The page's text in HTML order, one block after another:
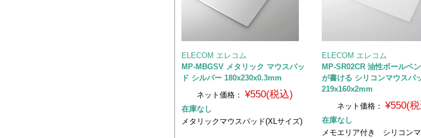
ELECOM エレコム
MP-MBGSV メタリック マウスパッ
ド シルバー 180x230x0.3mm
ネット価格： ¥550(税込)
在庫なし
メタリックマウスパッド(XLサイズ)
ELECOM エレコム
MP-SR02CR 油性ボールペ
が書ける シリコンマウスパ
219x160x2mm
ネット価格： ¥550(
在庫なし
メモエリア付き シリコン